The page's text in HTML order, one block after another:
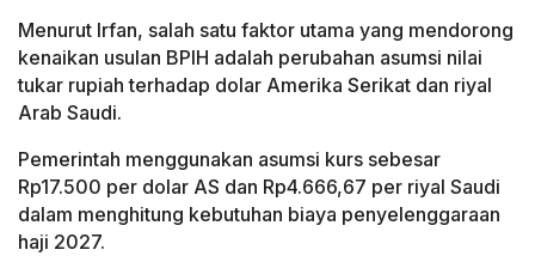
Menurut Irfan, salah satu faktor utama yang mendorong
kenaikan usulan BPIH adalah perubahan asumsi nilai
tukar rupiah terhadap dolar Amerika Serikat dan riyal
Arab Saudi.
Pemerintah menggunakan asumsi kurs sebesar
Rp17.500 per dolar AS dan Rp4.666,67 per riyal Saudi
dalam menghitung kebutuhan biaya penyelenggaraan
haji 2027.